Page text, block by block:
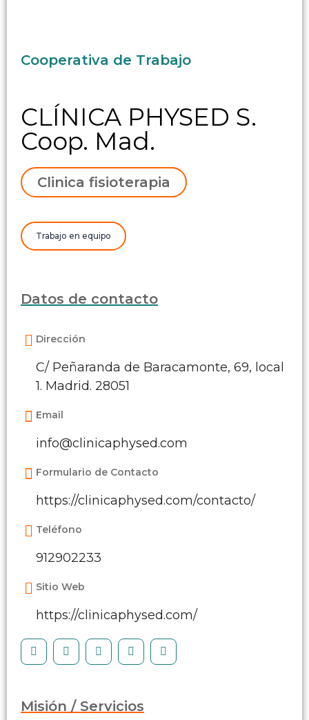
Cooperativa de Trabajo
CLÍNICA PHYSED S.
Coop. Mad.
Clinica fisioterapia
Trabajo en equipo
Datos de contacto
Dirección
C/ Peñaranda de Baracamonte, 69, local
1. Madrid. 28051
Email
info@clinicaphysed.com
Formulario de Contacto
https://clinicaphysed.com/contacto/
Teléfono
912902233
Sitio Web
https://clinicaphysed.com/
Misión / Servicios